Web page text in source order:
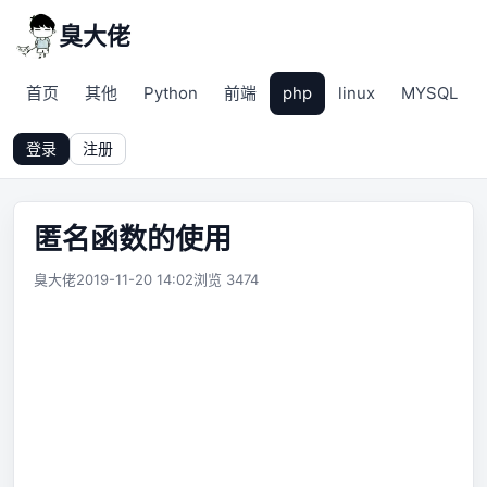
臭大佬
首页 其他 Python 前端 php linux MYSQL
登录 注册
匿名函数的使用
臭大佬2019-11-20 14:02浏览 3474